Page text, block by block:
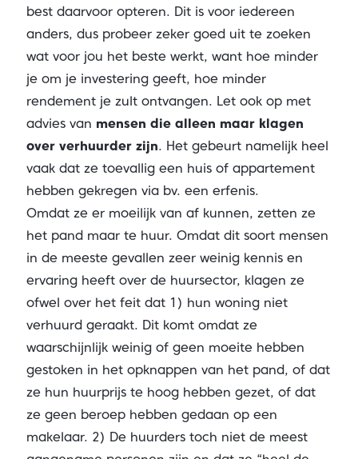
best daarvoor opteren. Dit is voor iedereen
anders, dus probeer zeker goed uit te zoeken
wat voor jou het beste werkt, want hoe minder
je om je investering geeft, hoe minder
rendement je zult ontvangen. Let ook op met
advies van mensen die alleen maar klagen
over verhuurder zijn. Het gebeurt namelijk heel
vaak dat ze toevallig een huis of appartement
hebben gekregen via bv. een erfenis.
Omdat ze er moeilijk van af kunnen, zetten ze
het pand maar te huur. Omdat dit soort mensen
in de meeste gevallen zeer weinig kennis en
ervaring heeft over de huursector, klagen ze
ofwel over het feit dat 1) hun woning niet
verhuurd geraakt. Dit komt omdat ze
waarschijnlijk weinig of geen moeite hebben
gestoken in het opknappen van het pand, of dat
ze hun huurprijs te hoog hebben gezet, of dat
ze geen beroep hebben gedaan op een
makelaar. 2) De huurders toch niet de meest